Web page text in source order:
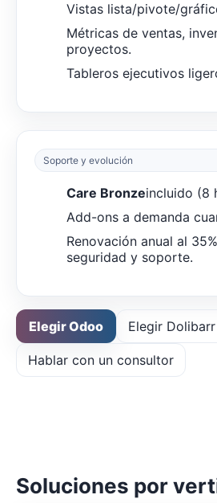
Vistas lista/pivote/
Métricas de ventas,
proyectos.
Tableros ejecutivos
Soporte y evolución
Care Bronzeincluido (8
Add-ons a demanda
Renovación anual al
seguridad y soporte.
Elegir Odoo Elegir Dolibarr
Hablar con un consultor
Soluciones por